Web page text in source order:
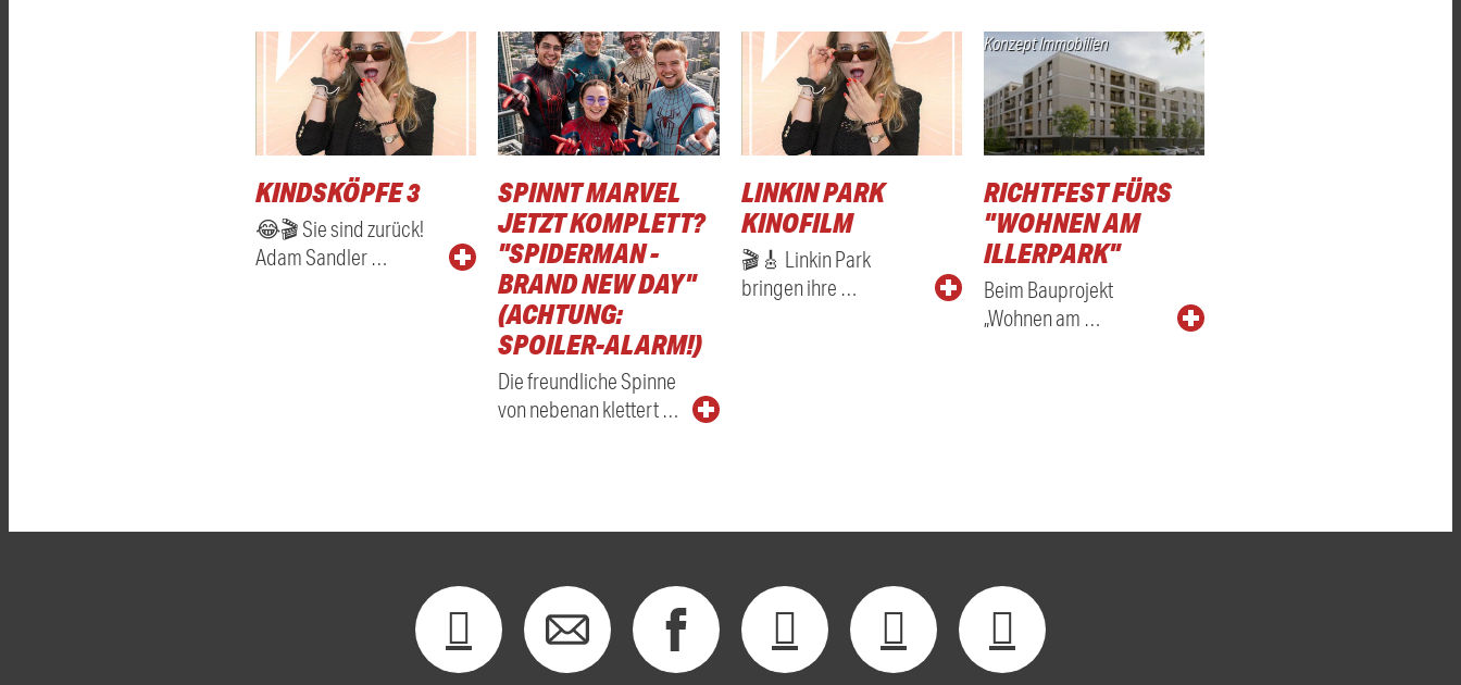
KINDSKÖPFE 3
😂🎬 Sie sind zurück!
Adam Sandler …
SPINNT MARVEL
JETZT KOMPLETT?
"SPIDERMAN -
BRAND NEW DAY"
(ACHTUNG:
SPOILER-ALARM!)
Die freundliche Spinne
von nebenan klettert …
LINKIN PARK
KINOFILM
🎬🎸 Linkin Park
bringen ihre …
Konzept Immobilien
RICHTFEST FÜRS
"WOHNEN AM
ILLERPARK"
Beim Bauprojekt
„Wohnen am …